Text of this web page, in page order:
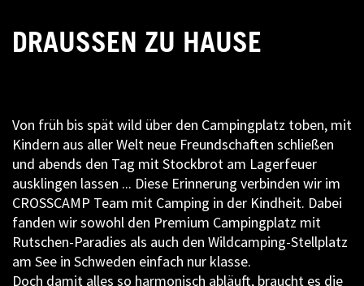
DRAUSSEN ZU HAUSE
Von früh bis spät wild über den Campingplatz toben, mit
Kindern aus aller Welt neue Freundschaften schließen
und abends den Tag mit Stockbrot am Lagerfeuer
ausklingen lassen ... Diese Erinnerung verbinden wir im
CROSSCAMP Team mit Camping in der Kindheit. Dabei
fanden wir sowohl den Premium Campingplatz mit
Rutschen-Paradies als auch den Wildcamping-Stellplatz
am See in Schweden einfach nur klasse.
Doch damit alles so harmonisch abläuft, braucht es die